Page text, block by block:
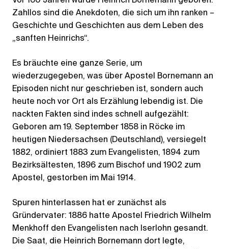
Zahllos sind die Anekdoten, die sich um ihn ranken –
Geschichte und Geschichten aus dem Leben des
„sanften Heinrichs“.
Es bräuchte eine ganze Serie, um
wiederzugegeben, was über Apostel Bornemann an
Episoden nicht nur geschrieben ist, sondern auch
heute noch vor Ort als Erzählung lebendig ist. Die
nackten Fakten sind indes schnell aufgezählt:
Geboren am 19. September 1858 in Röcke im
heutigen Niedersachsen (Deutschland), versiegelt
1882, ordiniert 1883 zum Evangelisten, 1894 zum
Bezirksältesten, 1896 zum Bischof und 1902 zum
Apostel, gestorben im Mai 1914.
Spuren hinterlassen hat er zunächst als
Gründervater: 1886 hatte Apostel Friedrich Wilhelm
Menkhoff den Evangelisten nach Iserlohn gesandt.
Die Saat, die Heinrich Bornemann dort legte,